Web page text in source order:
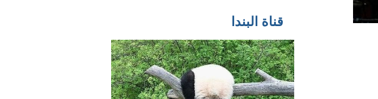
قناة البندا